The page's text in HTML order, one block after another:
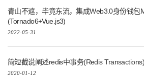
青山不遮，毕竟东流，集成Web3.0身份钱包
(Tornado6+Vue.js3)
2022-05-31
简短截说阐述redis中事务(Redis
2020-01-12